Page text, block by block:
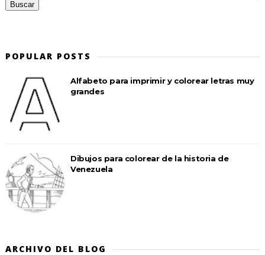
POPULAR POSTS
Alfabeto para imprimir y colorear letras muy
grandes
Dibujos para colorear de la historia de
Venezuela
ARCHIVO DEL BLOG